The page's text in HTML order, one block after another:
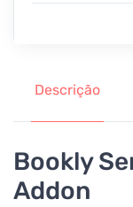
Descrição
Bookly
Addon